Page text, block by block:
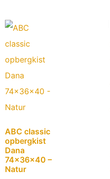
ABC classic
opbergkist
Dana
74x36x40 –
Natur